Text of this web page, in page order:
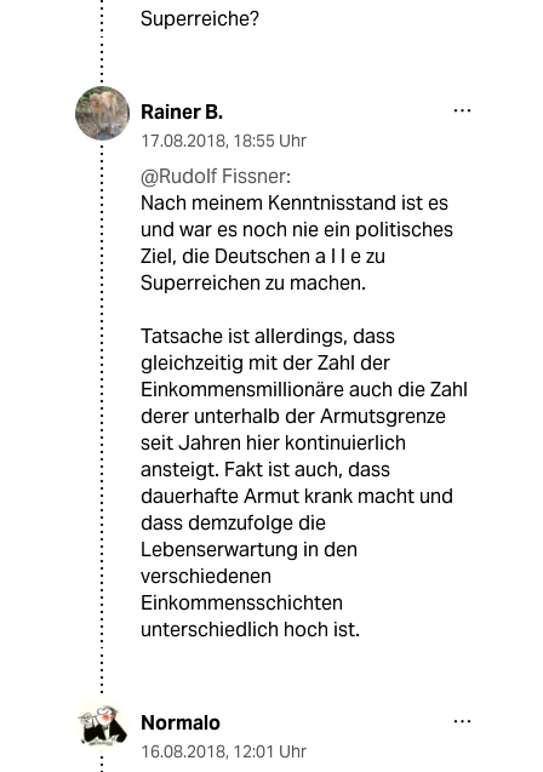
Superreiche?
Rainer B.
17.08.2018, 18:55 Uhr
@Rudolf Fissner:
Nach meinem Kenntnisstand ist es
und war es noch nie ein politisches
Ziel, die Deutschen a l l e zu
Superreichen zu machen.
Tatsache ist allerdings, dass
gleichzeitig mit der Zahl der
Einkommensmillionäre auch die Zahl
derer unterhalb der Armutsgrenze
seit Jahren hier kontinuierlich
ansteigt. Fakt ist auch, dass
dauerhafte Armut krank macht und
dass demzufolge die
Lebenserwartung in den
verschiedenen
Einkommensschichten
unterschiedlich hoch ist.
Normalo
16.08.2018, 12:01 Uhr